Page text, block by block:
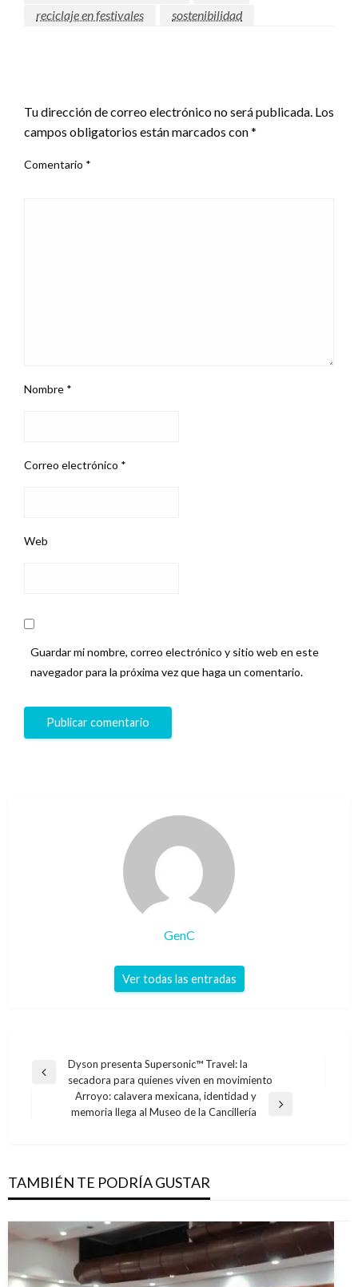
reciclaje en festivales
sostenibilidad
Tu dirección de correo electrónico no será publicada. Los
campos obligatorios están marcados con*
Comentario *
Nombre *
Correo electrónico *
Web
Guardar mi nombre, correo electrónico y sitio web en este
navegador para la próxima vez que haga un comentario.
GenC
Ver todas las entradas
Navegación
entradas
Entrada
Dyson presenta Supersonic™ Travel: la
secadora para quienes viven en movimiento
Entrada
Arroyo: calavera mexicana, identidad y
memoria llega al Museo de la Cancillería
TAMBIÉN TE PODRÍA GUSTAR